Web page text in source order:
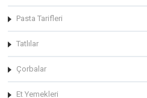
Pasta Tarifleri
Tatlılar
Çorbalar
Et Yemekleri